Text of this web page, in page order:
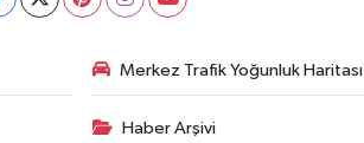
Merkez Trafik Yoğunluk Haritası
Haber Arşivi